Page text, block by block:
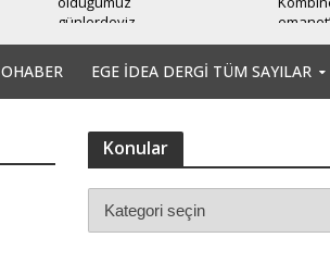
günlerdeyiz.
OHABER EGE İDEA DERGI TÜM SAYILAR
Konular